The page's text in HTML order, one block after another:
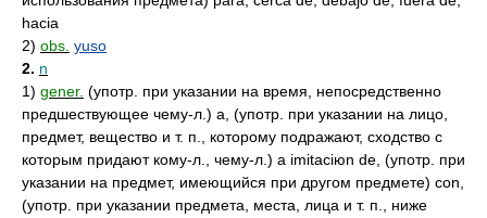
hacia
2) obs. yuso
2. n
1) gener. (употр. при указании на время, непосредственно
предшествующее чему-л.) a, (употр. при указании на лицо,
предмет, вещество и т. п., которому подражают, сходство с
которым придают кому-л., чему-л.) a imitaciюn de, (употр. при
указании на предмет, имеющийся при другом предмете) con,
(употр. при указании предмета, места, лица и т. п., ниже